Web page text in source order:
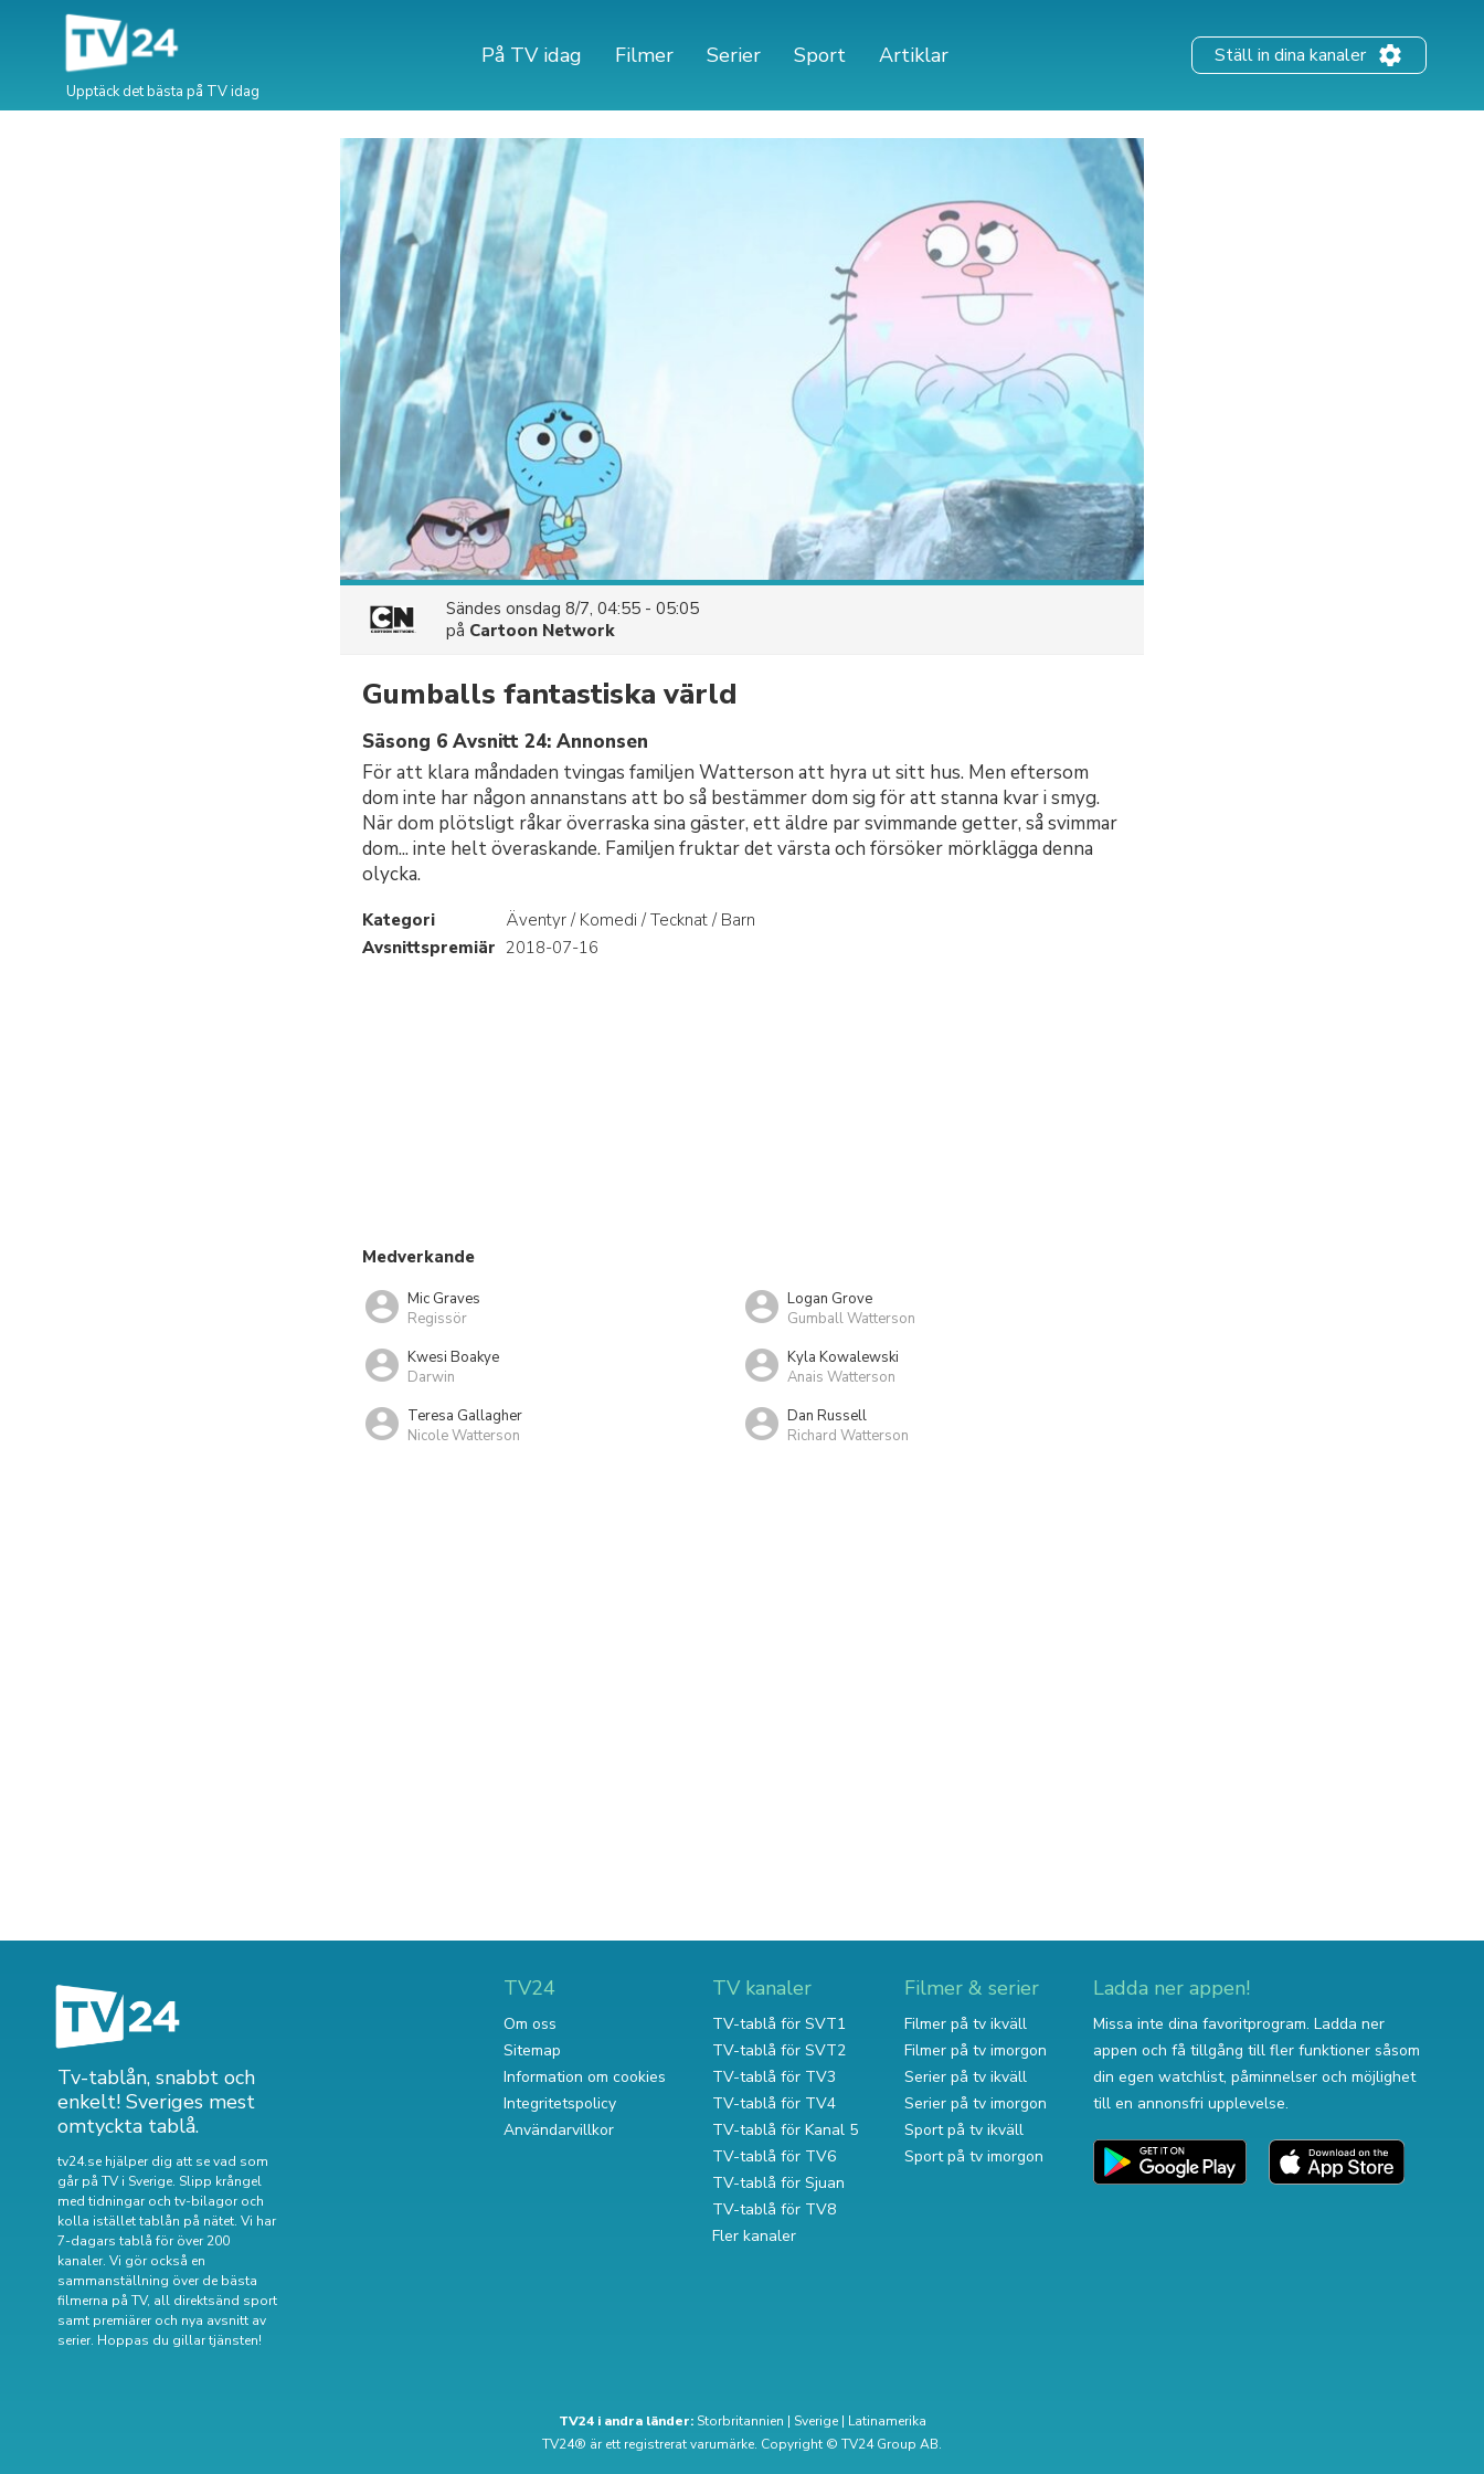
Upptäck det bästa på TV idag
På TV idag Filmer Serier Sport Artiklar Ställ in dina kanaler
Sändes onsdag 8/7, 04:55 - 05:05
på Cartoon Network
Gumballs fantastiska värld
Säsong 6 Avsnitt 24: Annonsen
För att klara måndaden tvingas familjen Watterson att hyra ut sitt hus. Men eftersom
dom inte har någon annanstans att bo så bestämmer dom sig för att stanna kvar i smyg.
När dom plötsligt råkar överraska sina gäster, ett äldre par svimmande getter, så svimmar
dom... inte helt överaskande. Familjen fruktar det värsta och försöker mörklägga denna
olycka.
Kategori
Äventyr / Komedi / Tecknat / Barn
Avsnittspremiär 2018-07-16
Medverkande
Mic Graves
Regissör
Logan Grove
Gumball Watterson
Kwesi Boakye
Darwin
Kyla Kowalewski
Anais Watterson
Teresa Gallagher
Nicole Watterson
Dan Russell
Richard Watterson
Tv-tablån, snabbt och
enkelt! Sveriges mest
omtyckta tablå.
tv24.se hjälper dig att se vad som
går på TV i Sverige. Slipp krångel
med tidningar och tv-bilagor och
kolla istället tablån på nätet. Vi har
7-dagars tablå för över 200
kanaler. Vi gör också en
sammanställning överde bästa
filmerna på TV, all direktsänd sport
samt premiärer och nya avsnitt av
serier. Hoppas du gillar tjänsten!
TV24
Om oss
Sitemap
Information om cookies
Integritetspolicy
Användarvillkor
TV kanaler
TV-tablå för SVT1
TV-tablå för SVT2
TV-tablå för TV3
TV-tablå för TV4
TV-tablå för Kanal 5
TV-tablå för TV6
TV-tablå för Sjuan
TV-tablå för TV8
Fler kanaler
Filmer & serier
Filmer på tv ikväll
Filmer på tv imorgon
Serier på tv ikväll
Serier på tv imorgon
Sport på tv ikväll
Sport på tv imorgon
Ladda ner appen!
Missa inte dina favoritprogram. Ladda ner
appen och få tillgång till fler funktioner såsom
din egen watchlist, påminnelser och möjlighet
till en annonsfri upplevelse.
TV24 i andra länder: Storbritannien | Sverige| Latinamerika
TV24® är ett registrerat varumärke. Copyright © TV24 Group AB.